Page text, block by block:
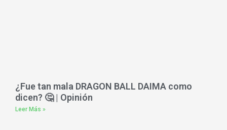
¿Fue tan mala DRAGON BALL DAIMA como
dicen? 🤔 | Opinión
Leer Más »